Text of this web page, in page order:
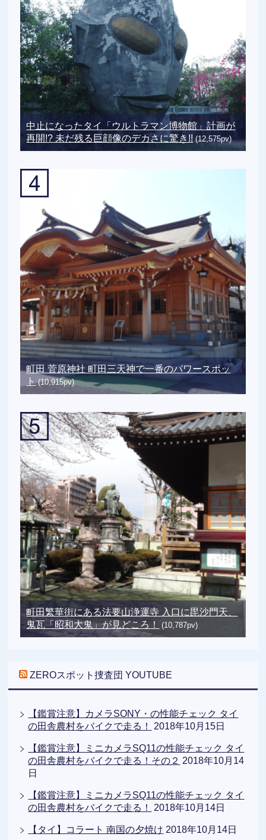
中止になったタイ「ウルトラマン博物館」計画が
再開!? 未だ残る巨顔像のデカさに驚き!! (12,575pv)
町田 菅原神社 町田三天神で一番のパワースポッ
ト(10,915pv)
町田繁華街にある法要山浄運寺 入口に毘沙門天、
鬼瓦「昭和大鬼」が見どころ！
(10,787pv)
ZEROスポット捜査団 YOUTUBE
【鑑賞注意】カメラSONY・の性能チェック タイ
の田舎農村をバイクで走る！
2018年10月15日
【鑑賞注意】ミニカメラSQ11の性能チェック タイ
の田舎農村をバイクで走る！その２ 2018年10月14
日
【鑑賞注意】ミニカメラSQ11の性能チェック タイ
の田舎農村をバイクで走る！
2018年10月14日
【タイ】コラート 南国の夕焼け 2018年10月14日